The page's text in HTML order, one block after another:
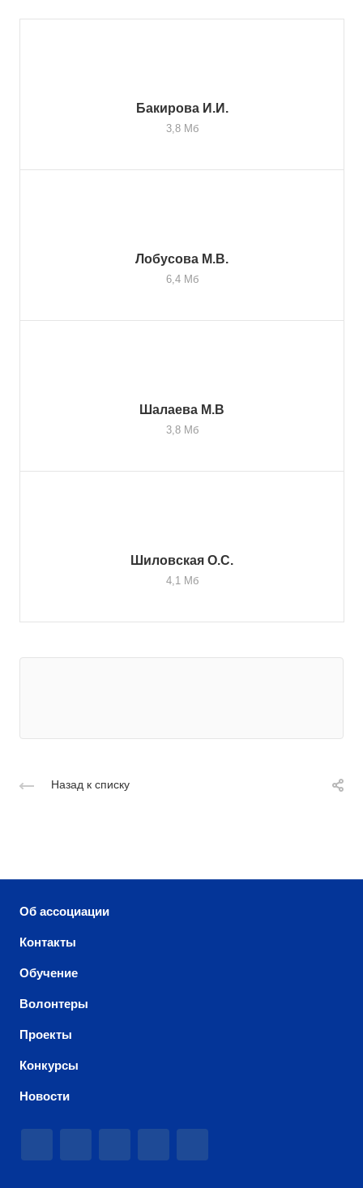
Бакирова И.И.
3,8 Мб
Лобусова М.В.
6,4 Мб
Шалаева М.В
3,8 Мб
Шиловская О.С.
4,1 Мб
Назад к списку
Об ассоциации
Контакты
Обучение
Волонтеры
Проекты
Конкурсы
Новости